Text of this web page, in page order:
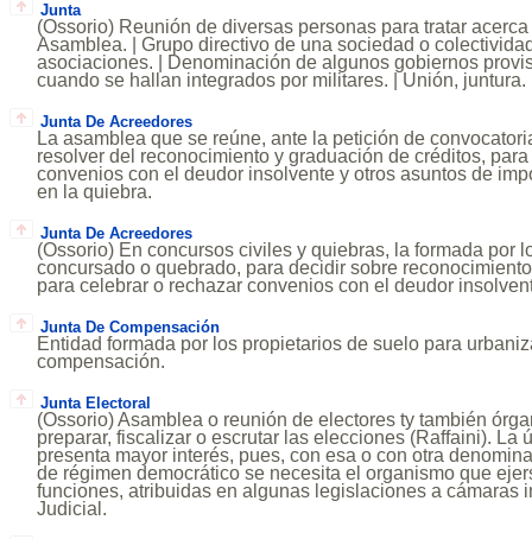
Junta
(Ossorio) Reunión de diversas personas para tratar
Asamblea. | Grupo directivo de una sociedad o
asociaciones. | Denominación de algunos gobiernos
cuando se hallan integrados por militares. | Unión, juntura.
Junta De Acreedores
La asamblea que se reúne, ante la petición de
resolver del reconocimiento y graduación de créditos,
convenios con el deudor insolvente y otros asuntos de
en la quiebra.
Junta De Acreedores
(Ossorio) En concursos civiles y quiebras, la formada por
concursado o quebrado, para decidir sobre
para celebrar o rechazar convenios con el deudor
Junta De Compensación
Entidad formada por los propietarios de suelo para
compensación.
Junta Electoral
(Ossorio) Asamblea o reunión de electores ty también
preparar, fiscalizar o escrutar las elecciones (Raffaini). La
presenta mayor interés, pues, con esa o con otra
de régimen democrático se necesita el organismo que
funciones, atribuidas en algunas legislaciones a cámaras
Judicial.